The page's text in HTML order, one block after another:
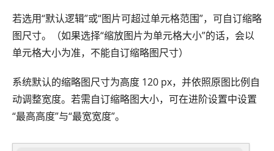
若选用“默认逻辑”或“图片可超过单元格范围”，可自订缩略
图尺寸。（如果选择“缩放图片为单元格大小”的话，会以
单元格大小为准，不能自订缩略图尺寸）
系统默认的缩略图尺寸为高度 120 px，并依照原图比例自
动调整宽度。若需自订缩略图大小，可在进阶设置中设置
“最高高度”与“最宽宽度”。